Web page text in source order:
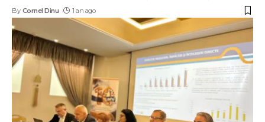
By Cornel Dinu 1 an ago